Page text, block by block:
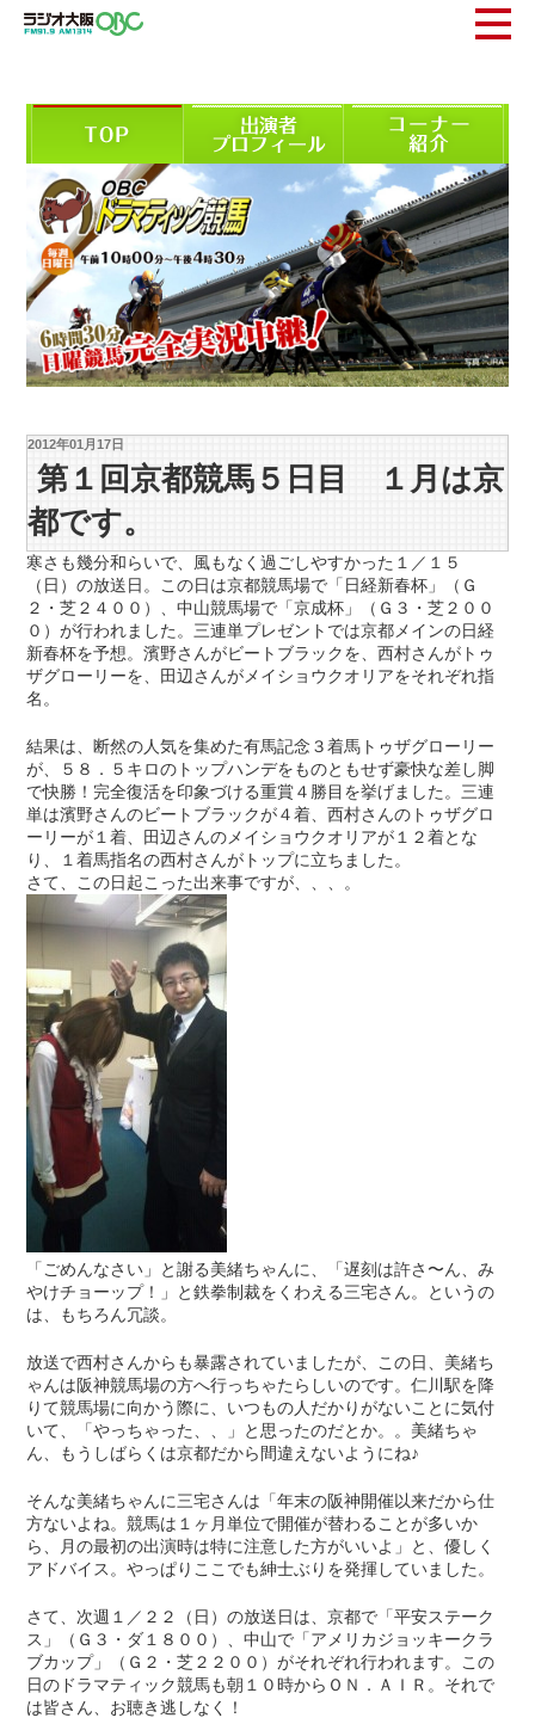
2012年01月17日
第１回京都競馬５日目 １月は京
都です。
寒さも幾分和らいで、風もなく過ごしやすかった１／１５
（日）の放送日。この日は京都競馬場で「日経新春杯」（Ｇ
２・芝２４００）、中山競馬場で「京成杯」（Ｇ３・芝２００
０）が行われました。三連単プレゼントでは京都メインの日経
新春杯を予想。濱野さんがビートブラックを、西村さんがトゥ
ザグローリーを、田辺さんがメイショウクオリアをそれぞれ指
名。
結果は、断然の人気を集めた有馬記念３着馬トゥザグローリー
が、５８．５キロのトップハンデをものともせず豪快な差し脚
で快勝！完全復活を印象づける重賞４勝目を挙げました。三連
単は濱野さんのビートブラックが４着、西村さんのトゥザグロ
ーリーが１着、田辺さんのメイショウクオリアが１２着とな
り、１着馬指名の西村さんがトップに立ちました。
さて、この日起こった出来事ですが、、、。
「ごめんなさい」と謝る美緒ちゃんに、「遅刻は許さ〜ん、み
やけチョーップ！」と鉄拳制裁をくわえる三宅さん。というの
は、もちろん冗談。
放送で西村さんからも暴露されていましたが、この日、美緒ち
ゃんは阪神競馬場の方へ行っちゃたらしいのです。仁川駅を降
りて競馬場に向かう際に、いつもの人だかりがないことに気付
いて、「やっちゃった、、」と思ったのだとか。。美緒ちゃ
ん、もうしばらくは京都だから間違えないようにね♪
そんな美緒ちゃんに三宅さんは「年末の阪神開催以来だから仕
方ないよね。競馬は１ヶ月単位で開催が替わることが多いか
ら、月の最初の出演時は特に注意した方がいいよ」と、優しく
アドバイス。やっぱりここでも紳士ぶりを発揮していました。
さて、次週１／２２（日）の放送日は、京都で「平安ステーク
ス」（Ｇ３・ダ１８００）、中山で「アメリカジョッキークラ
ブカップ」（Ｇ２・芝２２００）がそれぞれ行われます。この
日のドラマティック競馬も朝１０時からＯＮ．ＡＩＲ。それで
は皆さん、お聴き逃しなく！